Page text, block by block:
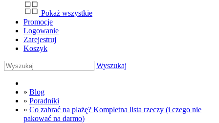
Pokaż wszystkie
Promocje
Logowanie
Zarejestruj
Koszyk
Wyszukaj
» Blog
» Poradniki
» Co zabrać na plażę? Kompletna lista rzeczy (i czego nie
pakować na darmo)